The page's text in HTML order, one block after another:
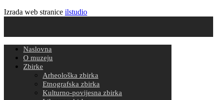
Izrada web stranice ilstudio
Naslovna
O muzeju
Zbirke
Arheološka zbirka
Etnografska zbirka
Kulturno-povijesna zbirka